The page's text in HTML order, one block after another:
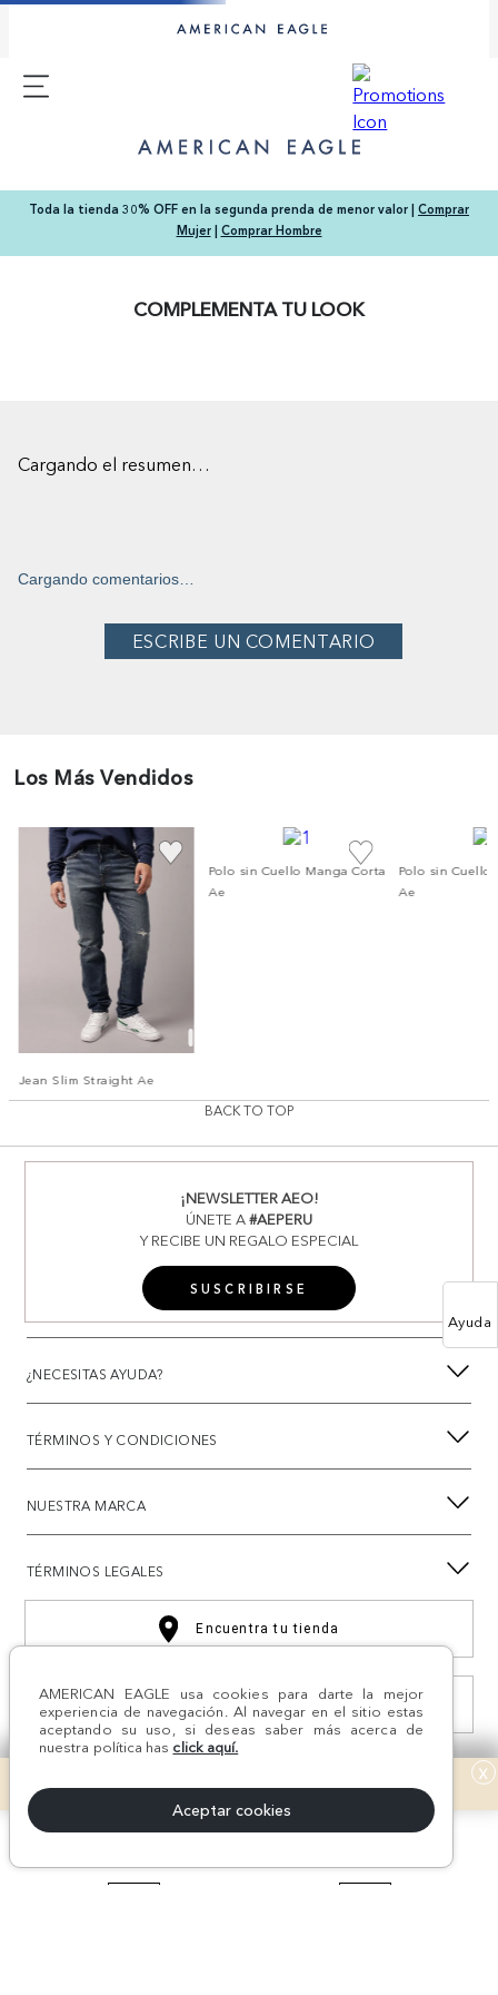
AMERICAN EAGLE usa cookies para darte la mejor
experiencia de navegación. Al navegar en el sitio estas
aceptando su uso, si deseas saber más acerca de
nuestra política has click aquí.
Aceptar cookies
Toda la tienda 30% OFF en la segunda prenda de menor valor | Comprar
Mujer| Comprar Hombre
x
Ayuda
COMPLEMENTA TU LOOK
Cargando el resumen…
Cargando comentarios…
Los Más Vendidos
Jean Slim Straight Ae
Polo sin Cuello Manga Corta
Ae
Polo sin Cuello
Ae
BACK TO TOP
¡NEWSLETTER AEO!
ÚNETE A#AEPERU
Y RECIBE UN REGALO ESPECIAL
SUSCRIBIRSE
¿NECESITAS AYUDA?
TÉRMINOS Y CONDICIONES
NUESTRA MARCA
TÉRMINOS LEGALES
Encuentra tu tienda
Consulta estado Reclamación
¡Síguenos en nuestras